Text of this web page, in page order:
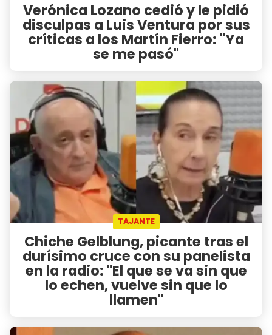
Verónica Lozano cedió y le pidió
disculpas a Luis Ventura por sus
críticas a los Martín Fierro: "Ya
se me pasó"
TAJANTE
Chiche Gelblung, picante tras el
durísimo cruce con su panelista
en la radio: "El que se va sin que
lo echen, vuelve sin que lo
llamen"